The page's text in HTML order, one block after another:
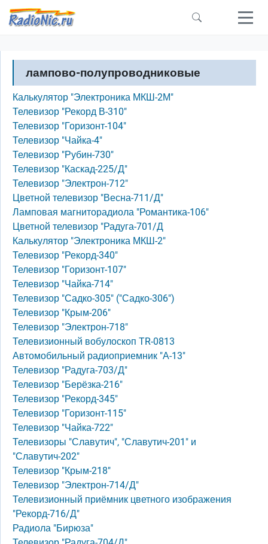
Перейти к основному содержанию
лампово-полупроводниковые
Калькулятор "Электроника МКШ-2М"
Телевизор "Рекорд В-310"
Телевизор "Горизонт-104"
Телевизор "Чайка-4"
Телевизор "Рубин-730"
Телевизор "Каскад-225/Д"
Телевизор "Электрон-712"
Цветной телевизор "Весна-711/Д"
Ламповая магниторадиола "Романтика-106"
Цветной телевизор "Радуга-701/Д
Калькулятор "Электроника МКШ-2"
Телевизор "Рекорд-340"
Телевизор "Горизонт-107"
Телевизор "Чайка-714"
Телевизор "Садко-305" ("Садко-306")
Телевизор "Крым-206"
Телевизор "Электрон-718"
Телевизионный вобулоскоп TR-0813
Автомобильный радиоприемник "А-13"
Телевизор "Радуга-703/Д"
Телевизор "Берёзка-216"
Телевизор "Рекорд-345"
Телевизор "Горизонт-115"
Телевизор "Чайка-722"
Телевизоры "Славутич", "Славутич-201" и
"Славутич-202"
Телевизор "Крым-218"
Телевизор "Электрон-714/Д"
Телевизионный приёмник цветного изображения
"Рекорд-716/Д"
Радиола "Бирюза"